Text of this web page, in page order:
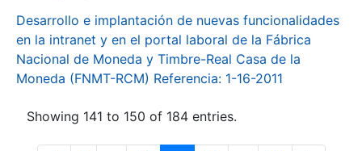
Desarrollo e implantación de nuevas funcionalidades
en la intranet y en el portal laboral de la Fábrica
Nacional de Moneda y Timbre-Real Casa de la
Moneda (FNMT-RCM) Referencia: 1-16-2011
Showing 141 to 150 of 184 entries.